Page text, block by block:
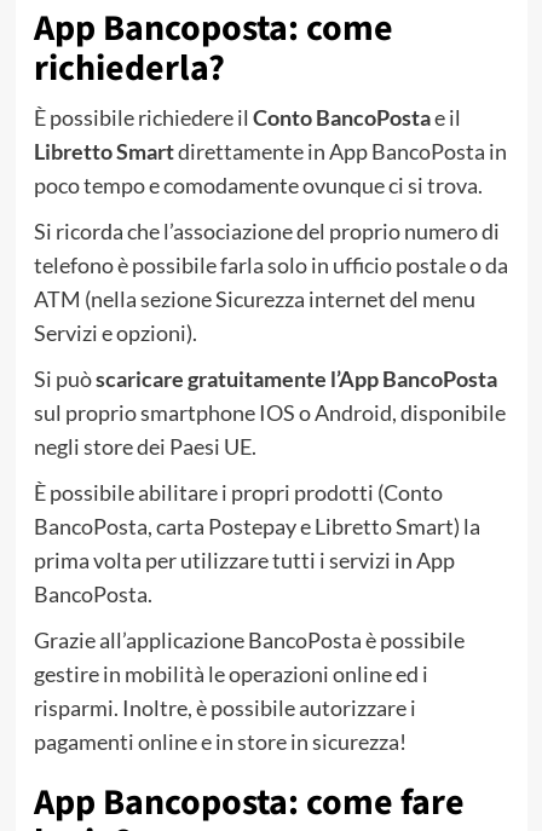
App Bancoposta: come
richiederla?
È possibile richiedere il Conto BancoPostae il
Libretto Smartdirettamente in App BancoPosta in
poco tempo e comodamente ovunque ci si trova.
Si ricorda che l’associazione del proprio numero di
telefono è possibile farla solo in ufficio postale o da
ATM (nella sezione Sicurezza internet del menu
Servizi e opzioni).
Si puòscaricare gratuitamente l’App BancoPosta
sul proprio smartphone IOS o Android, disponibile
negli store dei Paesi UE.
È possibile abilitare i propri prodotti (Conto
BancoPosta, carta Postepay e Libretto Smart) la
prima volta per utilizzare tutti i servizi in App
BancoPosta.
Grazie all’applicazione BancoPosta è possibile
gestire in mobilità le operazioni online ed i
risparmi. Inoltre, è possibile autorizzare i
pagamenti online e in store in sicurezza!
App Bancoposta: come fare